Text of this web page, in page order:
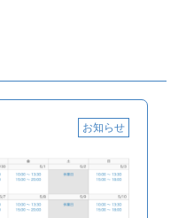
お知らせ